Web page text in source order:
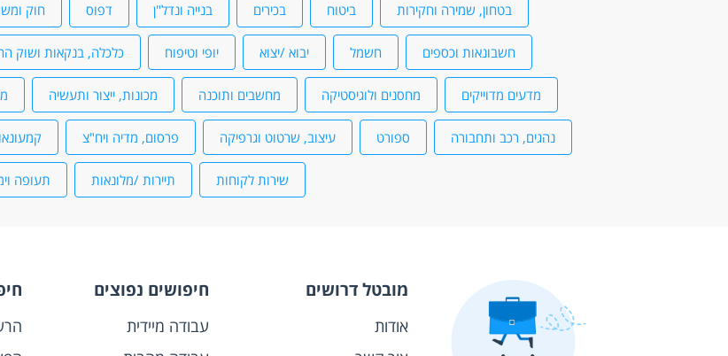
בטחון, שמירה וחקירות ביטוח בכירים בנייה ונדל"ן דפוס חוק
חשבונאות וכספים חשמל יבוא /יצוא יופי וטיפוח כלכלה, בנקאות ושוק
מדעים מדוייקים מחסנים ולוגיסטיקה מחשבים ותוכנה מכונות, ייצור ותעשיה
נהגים, רכב ותחבורה ספורט עיצוב, שרטוט וגרפיקה פרסום, מדיה ויח"צ
שירות לקוחות תיירות /מלונאות תעופה
מובטל דרושים
אודות
חיפושים נפוצים
עבודה מיידית